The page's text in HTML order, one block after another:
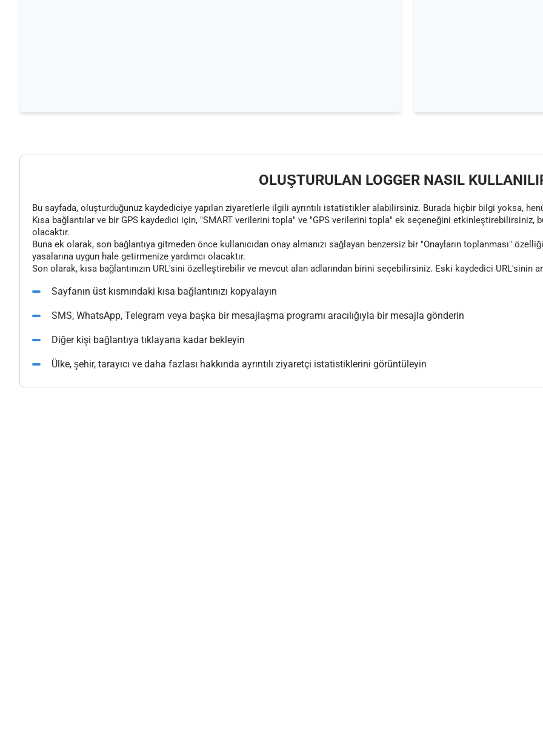
OLUŞTURULAN LOGGER NASIL
Bu sayfada, oluşturduğunuz kaydediciye yapılan ziyaretlerle ilgili ayrıntılı istatistikler alabilirsiniz. Burada hiçbir bilgi yoksa,
Kısa bağlantılar ve bir GPS kaydedici için, "SMART verilerini topla" ve "GPS verilerini topla" ek seçeneğini etkinleştirebilirsiniz,
olacaktır.
Buna ek olarak, son bağlantıya gitmeden önce kullanıcıdan onay almanızı sağlayan benzersiz bir "Onayların toplanması"
yasalarına uygun hale getirmenize yardımcı olacaktır.
Son olarak, kısa bağlantınızın URL'sini özelleştirebilir ve mevcut alan adlarından birini seçebilirsiniz. Eski kaydedici URL'sinin
Sayfanın üst kısmındaki kısa bağlantınızı kopyalayın
SMS, WhatsApp, Telegram veya başka bir mesajlaşma programı aracılığıyla bir mesajla gönderin
Diğer kişi bağlantıya tıklayana kadar bekleyin
Ülke, şehir, tarayıcı ve daha fazlası hakkında ayrıntılı ziyaretçi istatistiklerini görüntüleyin